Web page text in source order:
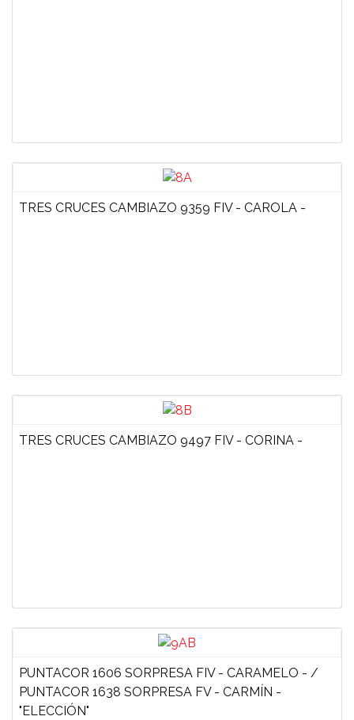
TRES CRUCES CAMBIAZO 9359 FIV - CAROLA -
TRES CRUCES CAMBIAZO 9497 FIV - CORINA -
PUNTACOR 1606 SORPRESA FIV - CARAMELO - /
PUNTACOR 1638 SORPRESA FV - CARMÍN -
"ELECCIÓN"